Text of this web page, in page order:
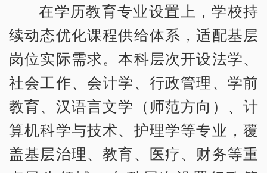
在学历教育专业设置上，学校持
续动态优化课程供给体系，适配基层
岗位实际需求。本科层次开设法学、
社会工作、会计学、行政管理、学前
教育、汉语言文学（师范方向）、计
算机科学与技术、护理学等专业，覆
盖基层治理、教育、医疗、财务等重